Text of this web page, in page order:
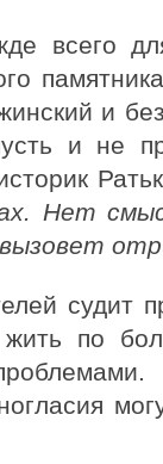
всего
и
и не
Нет
судит
по